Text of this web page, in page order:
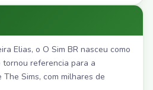
Elias, o O Sim BR nasceu como
referencia para a
Sims, com milhares de